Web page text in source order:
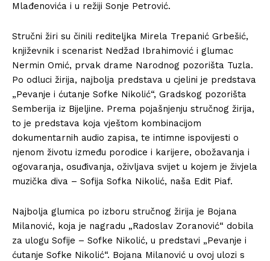
Mlađenovića i u režiji Sonje Petrović.
Stručni žiri su činili rediteljka Mirela Trepanić Grbešić,
književnik i scenarist Nedžad Ibrahimović i glumac
Nermin Omić, prvak drame Narodnog pozorišta Tuzla.
Po odluci žirija, najbolja predstava u cjelini je predstava
„Pevanje i ćutanje Sofke Nikolić“, Gradskog pozorišta
Semberija iz Bijeljine. Prema pojašnjenju stručnog žirija,
to je predstava koja vještom kombinacijom
dokumentarnih audio zapisa, te intimne ispovijesti o
njenom životu između porodice i karijere, obožavanja i
ogovaranja, osuđivanja, oživljava svijet u kojem je živjela
muzička diva – Sofija Sofka Nikolić, naša Edit Piaf.
Najbolja glumica po izboru stručnog žirija je Bojana
Milanović, koja je nagradu „Radoslav Zoranović“ dobila
za ulogu Sofije – Sofke Nikolić, u predstavi „Pevanje i
ćutanje Sofke Nikolić“. Bojana Milanović u ovoj ulozi s